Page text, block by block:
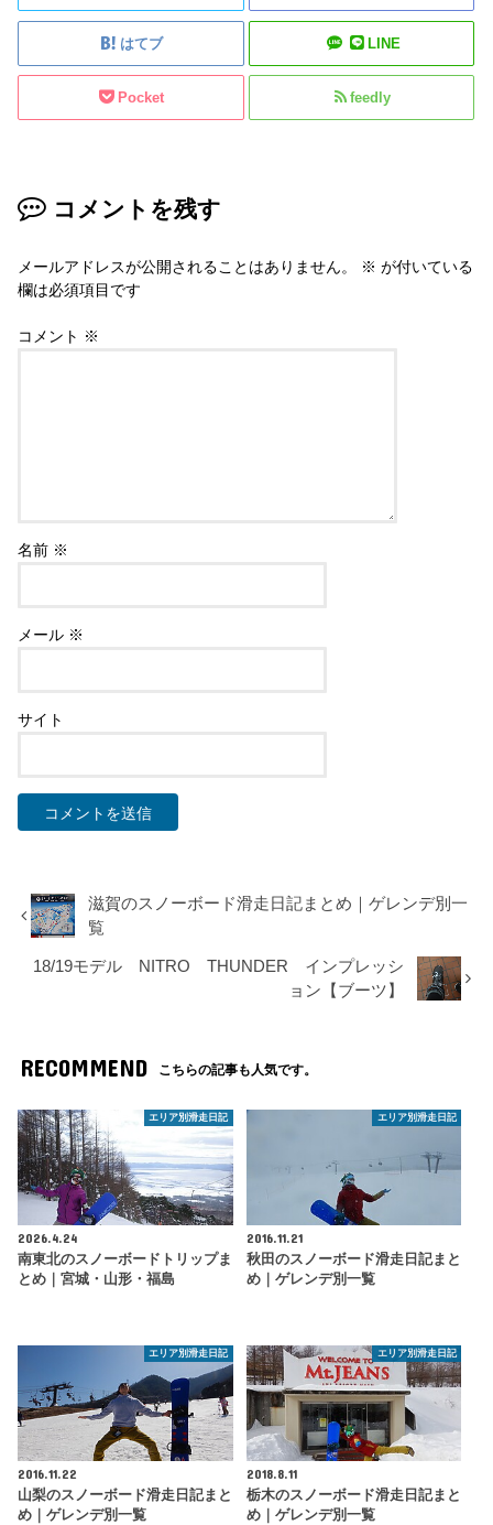
はてブ LINE
Pocket feedly
コメントを残す
メールアドレスが公開されることはありません。 ※ が付いている
欄は必須項目です
コメント ※
名前 ※
メール ※
サイト
滋賀のスノーボード滑走日記まとめ｜ゲレンデ別一
覧
18/19モデル NITRO THUNDER インプレッシ
ョン【ブーツ】
RECOMMEND こちらの記事も人気です。
エリア別滑走日記
2026.4.24
南東北のスノーボードトリップま
とめ｜宮城・山形・福島
エリア別滑走日記
2016.11.21
秋田のスノーボード滑走日記まと
め｜ゲレンデ別一覧
エリア別滑走日記
2016.11.22
山梨のスノーボード滑走日記まと
め｜ゲレンデ別一覧
エリア別滑走日記
2018.8.11
栃木のスノーボード滑走日記まと
め｜ゲレンデ別一覧